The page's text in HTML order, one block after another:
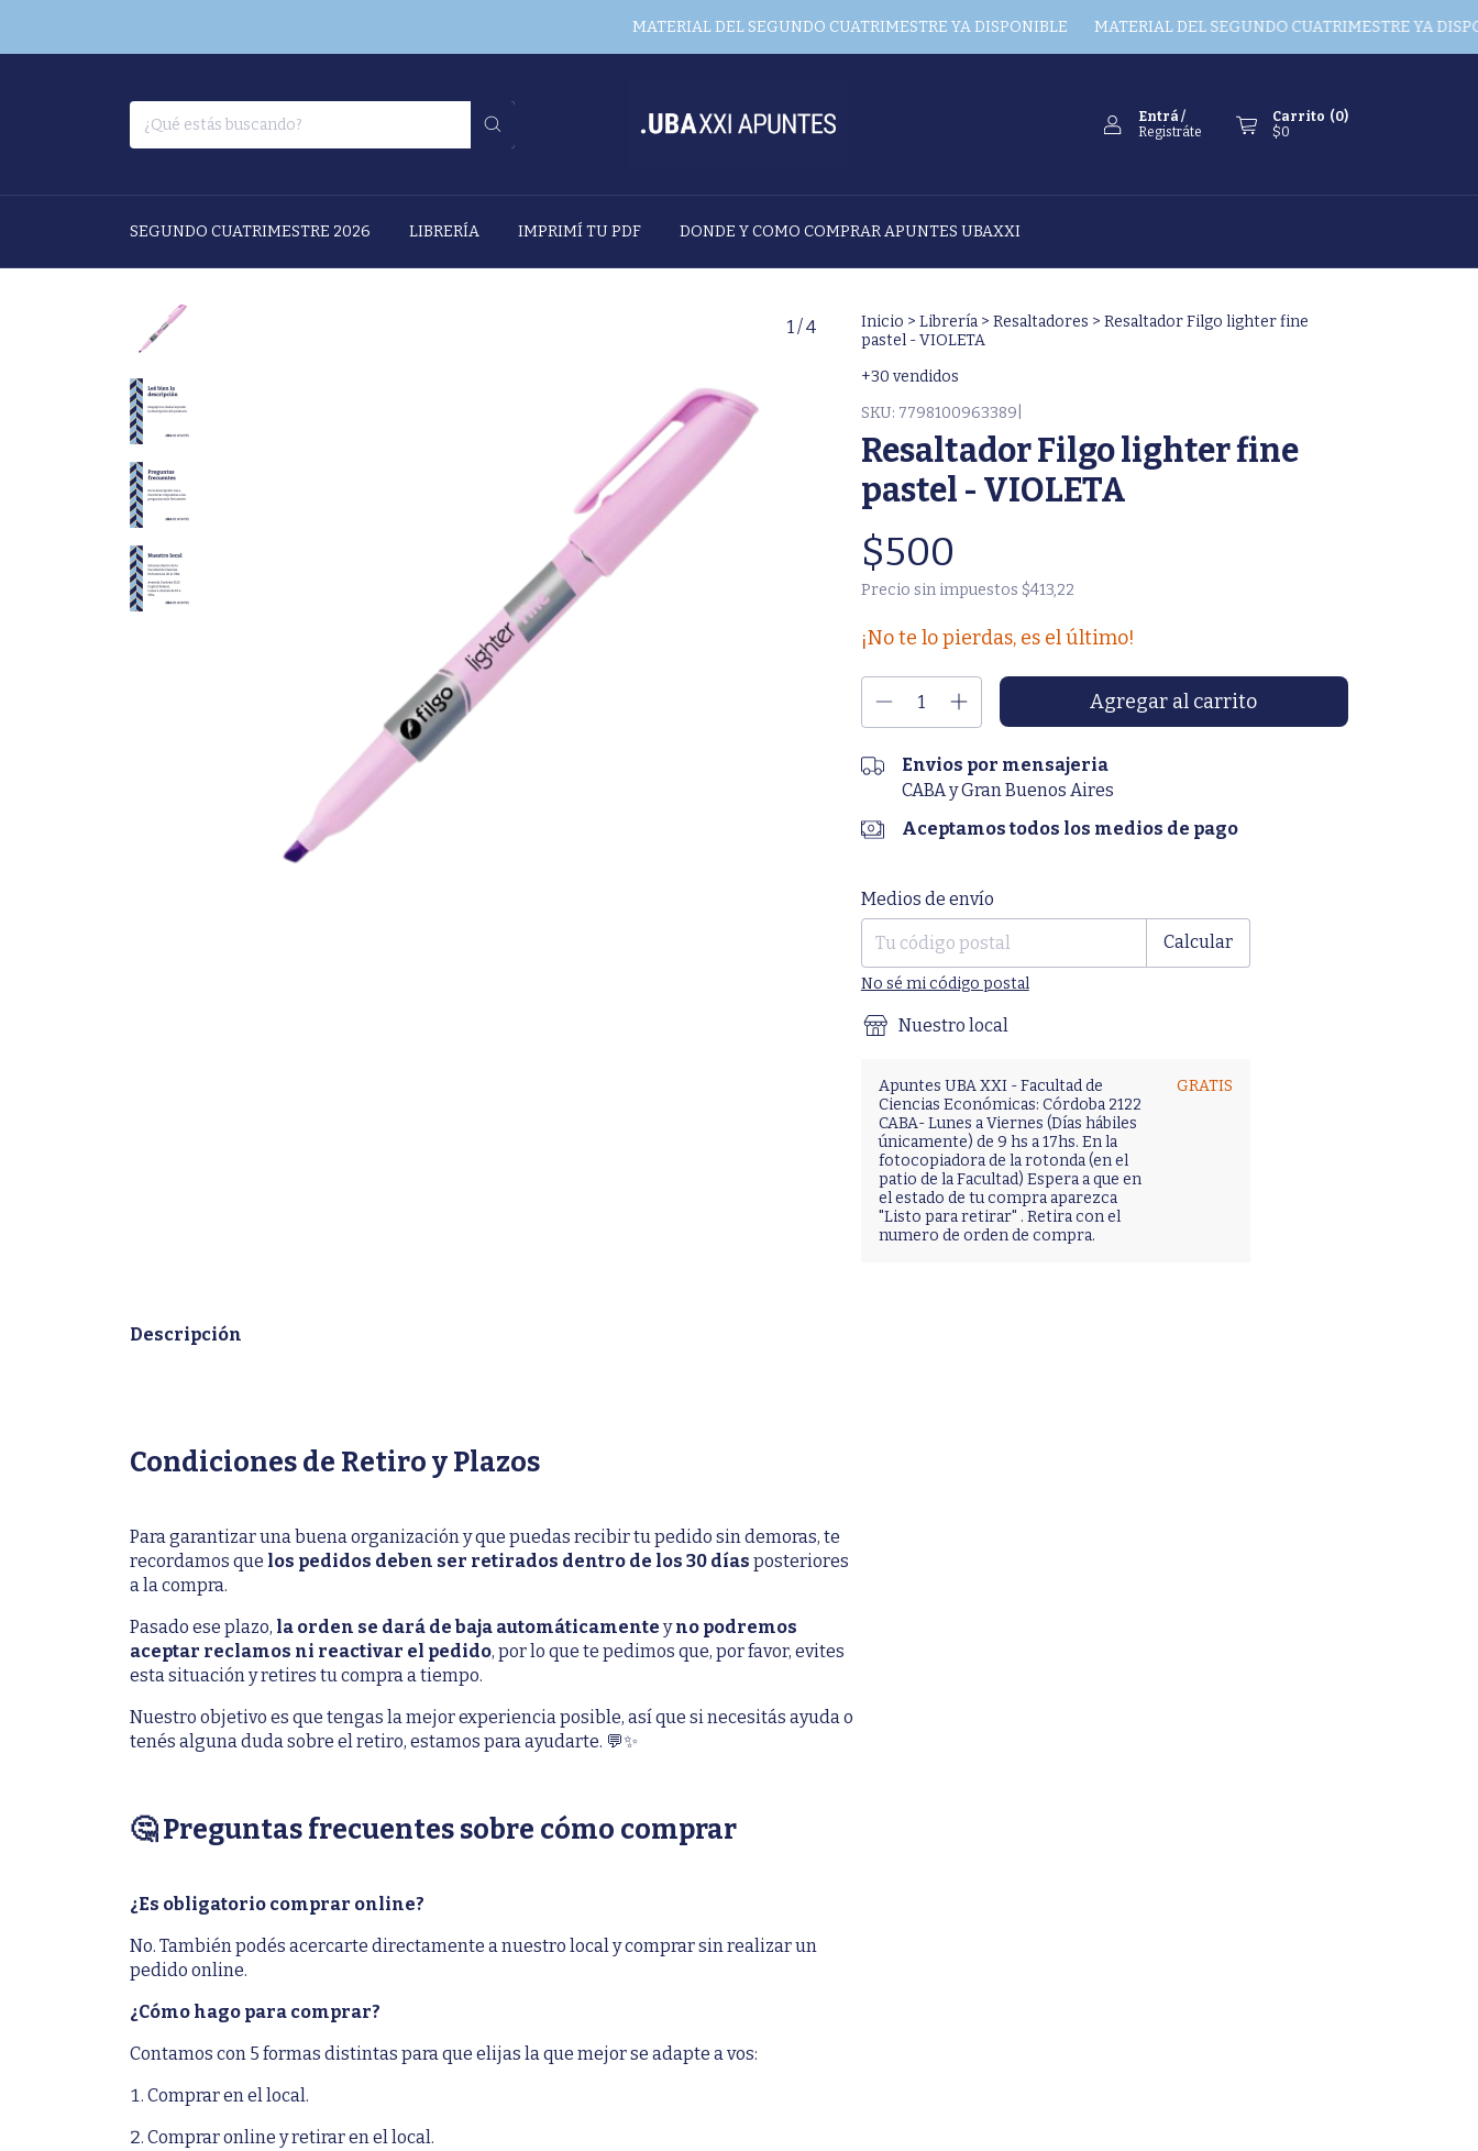
MATERIAL DEL SEGUNDO CUATRIMESTRE YA DISPONIBLE MATERIAL DEL SEGUNDO CUATRIMESTRE YA
Entrá /
Registráte
Carrito (0)
$0
SEGUNDO CUATRIMESTRE 2026 LIBRERÍA IMPRIMÍ TU PDF DONDE Y COMO COMPRAR APUNTES UBAXXI
1/4 Inicio > Librería > Resaltadores > Resaltador Filgo lighter fine
pastel - VIOLETA
+30 vendidos
SKU: 7798100963389|
Resaltador Filgo lighter fine
pastel - VIOLETA
$500
Precio sin impuestos $413,22
¡No te lo pierdas, es el último!
Envios por mensajeria
CABA y Gran Buenos Aires
Aceptamos todos los medios de pago
Entregas para el CP:
Medios de envío
Calcular
No sé mi código postal
Nuestro local
Apuntes UBA XXI - Facultad de
Ciencias Económicas: Córdoba 2122
CABA- Lunes a Viernes (Días hábiles
únicamente) de 9 hs a 17hs. En la
fotocopiadora de la rotonda (en el
patio de la Facultad) Espera a que en
el estado de tu compra aparezca
"Listo para retirar" . Retira con el
numero de orden de compra.
GRATIS
Descripción
Condiciones de Retiro y Plazos
Para garantizar una buena organización y que puedas recibir tu pedido sin demoras, te
recordamos que los pedidos deben ser retirados dentro de los 30 días posteriores
a la compra.
Pasado ese plazo, la orden se dará de baja automáticamente yno podremos
aceptar reclamos ni reactivar el pedido, por lo que te pedimos que, por favor, evites
esta situación y retires tu compra a tiempo.
Nuestro objetivo es que tengas la mejor experiencia posible, así que si necesitás ayuda o
tenés alguna duda sobre el retiro, estamos para ayudarte. 💬✨
🤔 Preguntas frecuentes sobre cómo comprar
¿Es obligatorio comprar online?
No. También podés acercarte directamente a nuestro local y comprar sin realizar un
pedido online.
¿Cómo hago para comprar?
Contamos con 5 formas distintas para que elijas la que mejor se adapte a vos:
Comprar en el local.
Comprar online y retirar en el local.